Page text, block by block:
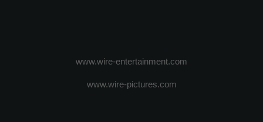
www.wire-entertainment.com
www.wire-pictures.com